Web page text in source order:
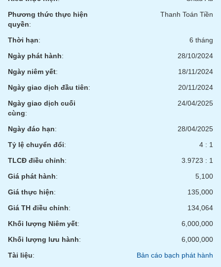
Phương thức thực hiện
quyền:
Thanh Toán Tiền
Thời hạn:
6 tháng
Ngày phát hành:
28/10/2024
Ngày niêm yết:
18/11/2024
Ngày giao dịch đầu tiên:
20/11/2024
Ngày giao dịch cuối
cùng:
24/04/2025
Ngày đáo hạn:
28/04/2025
Tỷ lệ chuyển đổi:
4 : 1
TLCĐ điều chỉnh:
3.9723 : 1
Giá phát hành:
5,100
Giá thực hiện:
135,000
Giá TH điều chỉnh:
134,064
Khối lượng Niêm yết:
6,000,000
Khối lượng lưu hành:
6,000,000
Tài liệu: Bản cáo bạch phát hành
Dữ
liệu
chính